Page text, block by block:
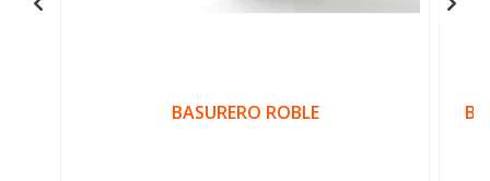
BASURERO ROBLE